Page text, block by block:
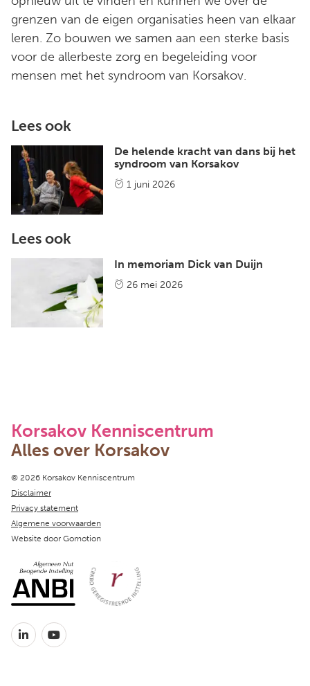
grenzen van de eigen organisaties heen van elkaar
leren. Zo bouwen we samen aan een sterke basis
voor de allerbeste zorg en begeleiding voor
mensen met het syndroom van Korsakov.
Lees ook
De helende kracht van dans bij het
syndroom van Korsakov
1 juni 2026
Lees ook
In memoriam Dick van Duijn
26 mei 2026
Korsakov Kenniscentrum
Alles over Korsakov
Copyright navigation
© 2026 Korsakov Kenniscentrum
Disclaimer
Privacy statement
Algemene voorwaarden
Website door Gomotion